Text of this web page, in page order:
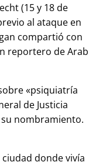
(15 y 18 de
al ataque en
compartió con
reportero de Arab
psiquiatría
de Justicia
nombramiento.
donde vivía